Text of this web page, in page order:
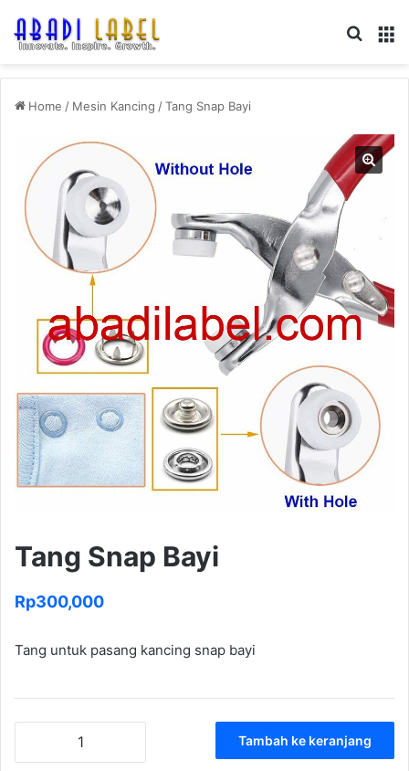
Home / Mesin Kancing /Tang Snap Bayi
Tang Snap Bayi
Rp300,000
Tang untuk pasang kancing snap bayi
Tambah ke keranjang